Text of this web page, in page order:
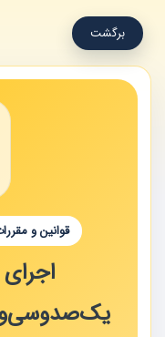
برگشت
قوانین و